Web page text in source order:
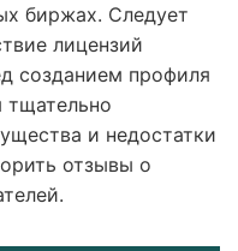
биржах. Следует
лицензий
созданием профиля
тщательно
и недостатки
отзывы о